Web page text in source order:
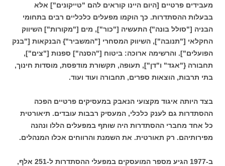
מעבידים פרטיים [היום היינו קוראים להם "טייקונים"] אלא
בבעלות ההסתדרות. כך הוקמו מפעלים כלכליים רבים בתחומי
הבניה ["סולל בונה"} התעשיה ["כור"], מים ["מקורות"] השיווק
החקלאי ["תנובה"], השיווק המסחרי ["המשביר"} הבנקאות ["בנק
הפועלים"]. והרשימה ארוכה: ביטוח ["הסנה"] ספנות ["צים"],
תחבורה {"אגד" ו"דן"], תעופה, תקשורת מודפסת, מוסדות חינוך,
בתי תרבות, הוצאות ספרים, תחבורה ועוד ועוד.
בצד היותה איגוד מקצועי הנאבק במעסיקים פרטיים הפכה
ההסתדרות גם לענק כלכלי, המעסיק רבבות עובדים. תיאורטית
כל אחד מחברי ההסתדרות היה שותף במפעלים הללו ונהנה
מפירותיהם. רק תאורטית. את השמנת והרווחים אכלו המנהלים.
ב-1977 הגיע מספר המועסקים במפעלי ההסתדרות ל-251 אלף,